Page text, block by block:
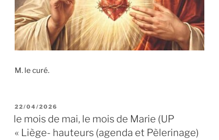
M. le curé.
PUBLIÉ
LE
22/04/2026
le mois de mai, le mois de Marie (UP
« Liège- hauteurs (agenda et Pèlerinage)